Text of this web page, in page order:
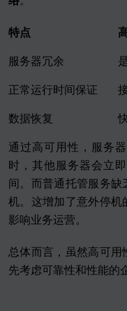
特点
服务器冗余
正常运行时间保证
数据恢复
通过高可用性，服务
时，其他服务器会立
间。而普通托管服务
机。这增加了意外停机
影响业务运营。
总体而言，虽然高可用
先考虑可靠性和性能的